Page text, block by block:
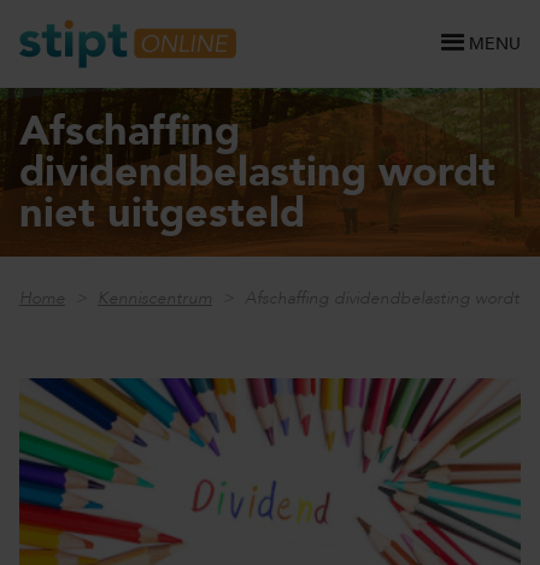
MENU
Afschaffing
dividendbelasting wordt
niet uitgesteld
Home Kenniscentrum Afschaffing dividendbelasting wordt